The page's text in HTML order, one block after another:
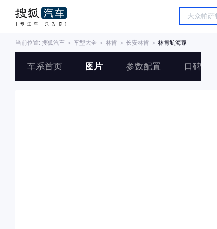
当前位置: 搜狐汽车 ＞ 车型大全 ＞ 林肯 ＞ 长安林肯 ＞ 林肯航海家
车系首页 图片 参数配置 口碑